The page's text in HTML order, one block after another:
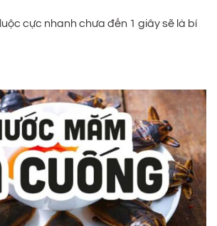
cực nhanh chưa đến 1 giây sẽ là bí